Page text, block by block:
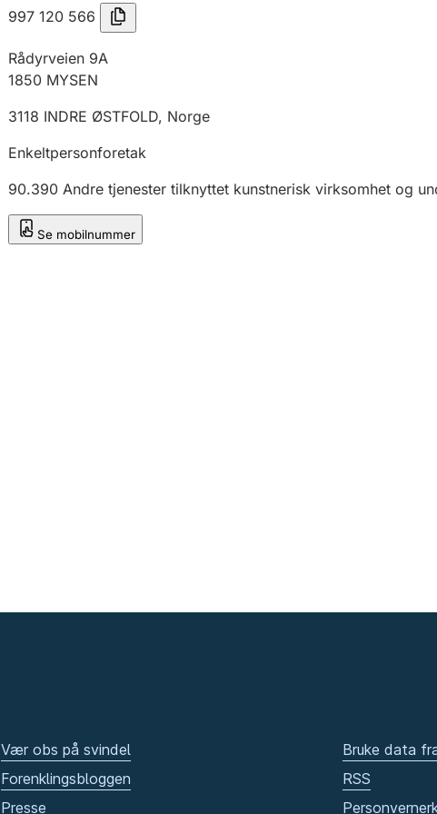
997 120 566
Rådyrveien 9A
1850 MYSEN
3118 INDRE ØSTFOLD, Norge
Enkeltpersonforetak
90.390 Andre tjenester tilknyttet kunstnerisk virksomhet og
Se mobilnummer
Vær obs på svindel
Forenklingsbloggen
Presse
Bruke data
RSS